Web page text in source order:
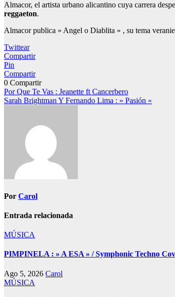
Almacor, el artista urbano alicantino cuya carrera
reggaeton.
Almacor publica » Angel o Diablita » , su tema
Twittear
Compartir
Pin
Compartir
0 Compartir
Navegación
de
Por Que Te Vas : Jeanette ft Cancerbero
Sarah Brightman Y Fernando Lima : » Pasión «
Por Carol
Entrada relacionada
MÚSICA
PIMPINELA : » A ESA » / Symphonic Techno
Ago 5, 2026 Carol
MÚSICA